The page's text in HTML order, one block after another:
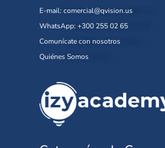
E-mail: comercial@qvision.us
WhatsApp: +300 255 02 65
Comunícate con nosotros
Quiénes Somos